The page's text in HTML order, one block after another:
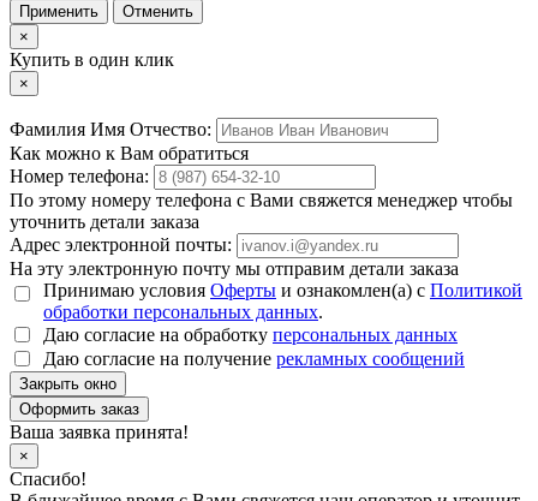
Отменить
×
Купить в один клик
×
Фамилия Имя Отчество:
Как можно к Вам обратиться
Номер телефона:
По этому номеру телефона с Вами свяжется менеджер чтобы
уточнить детали заказа
Адрес электронной почты:
На эту электронную почту мы отправим детали заказа
Принимаю условия Оферты и ознакомлен(а) с Политикой
обработки персональных данных.
Даю согласие на обработку персональных данных
Даю согласие на получение рекламных сообщений
Закрыть окно
Ваша заявка принята!
×
Спасибо!